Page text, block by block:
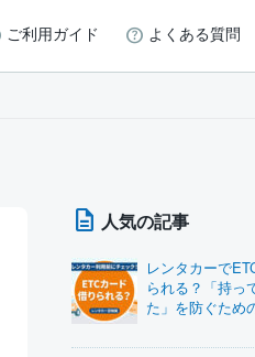
ご利用ガイド よくある質問
人気の記事
レンタカーで
られる？「持っ
た」を防ぐため